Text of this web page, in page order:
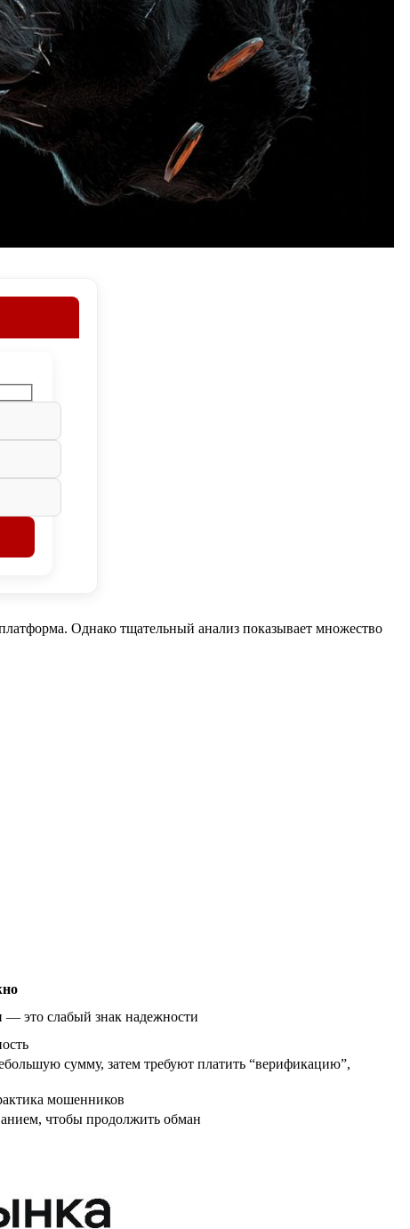
Однако тщательный анализ показывает множество
— это слабый знак надежности
сумму, затем требуют платить “верификацию”,
мошенников
чтобы продолжить обман